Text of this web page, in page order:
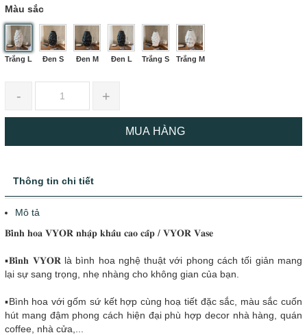
Màu sắc
Trắng L Đen S Đen M Đen L Trắng S Trắng M
- +
MUA HÀNG
Thông tin chi tiết
Mô tả
𝐁𝐢̀𝐧𝐡 𝐡𝐨𝐚 𝐕𝐘𝐎𝐑 𝐧𝐡𝐚̣̂𝐩 𝐤𝐡𝐚̂̉𝐮 𝐜𝐚𝐨 𝐜𝐚̂́𝐩 / 𝐕𝐘𝐎𝐑 𝐕𝐚𝐬𝐞
▪️𝐁𝐢̀𝐧𝐡 𝐕𝐘𝐎𝐑 là bình hoa nghệ thuật với phong cách tối giản mang
lại sự sang trọng, nhẹ nhàng cho không gian của bạn.
▪️Bình hoa với gốm sứ kết hợp cùng hoạ tiết đặc sắc, màu sắc cuốn
hút mang đậm phong cách hiện đại phù hợp decor nhà hàng, quán
coffee, nhà cửa,...